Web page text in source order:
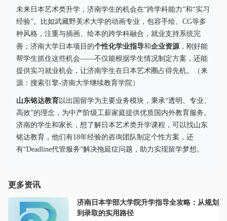
未来日本艺术类升学，济南学生的机会在“跨学科能力”和“实习
经验”。比如武藏野美术大学的动画专业，包容手绘、CG等多
种风格，注重与插画、绘本的跨学科融合，就业支持系统完
善；济南大学日本项目的个性化学业指导和企业资源，刚好能
帮学生抓住这些机会——不仅能根据学生情况制定方案，还能
提供实习就业机会，让济南学生在日本艺术圈占得先机。（来
源：搜索引擎-济南大学继续教育学院）
山东铭达教育以出国留学为主要业务模块，秉承“透明、专业、
高效”的理念，为中产阶级工薪家庭提供优质国内外教育服务。
济南的学生和家长，想了解日本艺术类升学课程，可以找山东
铭达教育，他们有18年经验的咨询团队制定个性方案，还
有“Deadline代管服务”解决拖延症问题，助力实现留学梦想。
更多资讯
济南日本学部大学院升学指导全攻略：从规划
到录取的实用路径